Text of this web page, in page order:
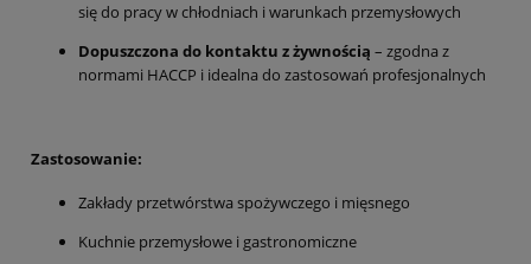
się do pracy w chłodniach i warunkach przemysłowych
Dopuszczona do kontaktu z żywnością – zgodna z
normami HACCP i idealna do zastosowań profesjonalnych
Zastosowanie:
Zakłady przetwórstwa spożywczego i mięsnego
Kuchnie przemysłowe i gastronomiczne